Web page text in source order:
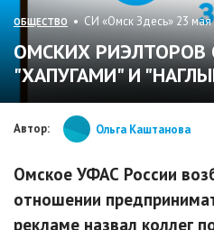
ОБЩЕСТВО • СИ «Омск Здесь» 23
ОМСКИХ РИЭЛТОРОВ
"ХАПУГАМИ" И
Автор: Ольга Каштанова
Омское УФАС России
отношении
рекламе назвал коллег